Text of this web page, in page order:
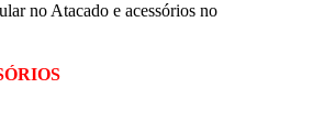
no Atacado e acessórios no